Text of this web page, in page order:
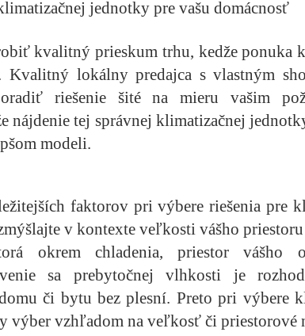
jednotky pre vašu domácnosť
kvalitný prieskum trhu, kedže ponuka
lokálny predajca s vlastným
riešenie šité na mieru vašim
nájdenie tej správnej klimatizačnej
modeli.
faktorov pri výbere riešenia pre
v kontexte veľkosti vášho
okrem chladenia, priestor vášho
sa prebytočnej vlhkosti je
či bytu bez plesní. Preto pri výbere
výber vzhľadom na veľkosť či priestorové